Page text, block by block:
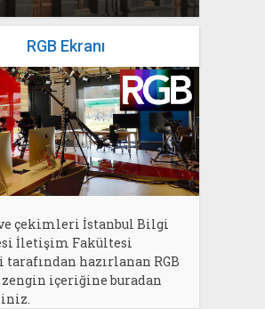
RGB Ekranı
çekimleri İstanbul Bilgi
İletişim Fakültesi
hazırlanan RGB
zengin içeriğine buradan